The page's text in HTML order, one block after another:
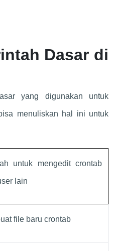
Dasar di
yang digunakan untuk
menuliskan hal ini untuk
untuk mengedit crontab
lain
file baru crontab